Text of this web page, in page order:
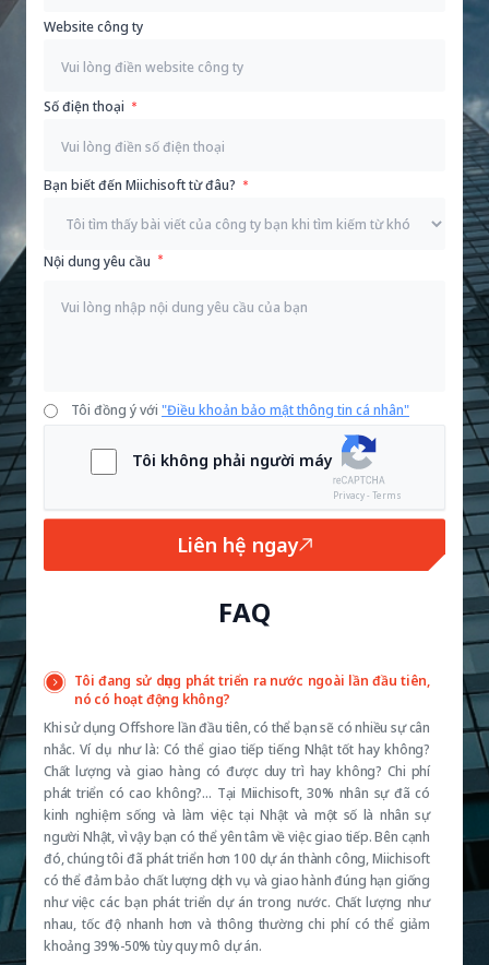
Website công ty
Số điện thoại
Bạn biết đến Miichisoft từ đâu?
Nội dung yêu cầu
Tôi đồng ý với "Điều khoản bảo mật thông tin cá nhân"
Tôi không phải người máy
Privacy - Terms
Liên hệ ngay
FAQ
Tôi đang sử dụng phát triển ra nước ngoài lần đầu tiên,
nó có hoạt động không?
Khi sử dụng Offshore lần đầu tiên, có thể bạn sẽ có nhiều sự cân
nhắc. Ví dụ như là: Có thể giao tiếp tiếng Nhật tốt hay không?
Chất lượng và giao hàng có được duy trì hay không? Chi phí
phát triển có cao không?… Tại Miichisoft, 30% nhân sự đã có
kinh nghiệm sống và làm việc tại Nhật và một số là nhân sự
người Nhật, vì vậy bạn có thể yên tâm về việc giao tiếp. Bên cạnh
đó, chúng tôi đã phát triển hơn 100 dự án thành công, Miichisoft
có thể đảm bảo chất lượng dịch vụ và giao hành đúng hạn giống
như việc các bạn phát triển dự án trong nước. Chất lượng như
nhau, tốc độ nhanh hơn và thông thường chi phí có thể giảm
khoảng 39%-50% tùy quy mô dự án.